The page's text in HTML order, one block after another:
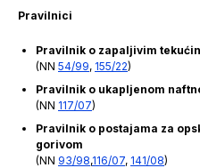
Pravilnici
Pravilnik o zapaljivim
(NN 54/99, 155/22)
Pravilnik o ukapljenom
(NN 117/07)
Pravilnik o postajama za
gorivom
(NN 93/98,116/07, 141/08)